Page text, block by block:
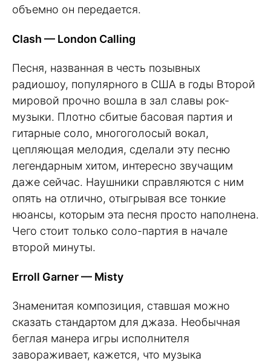
объемно он передается.
Clash — London Calling
Песня, названная в честь позывных
радиошоу, популярного в США в годы Второй
мировой прочно вошла в зал славы рок-
музыки. Плотно сбитые басовая партия и
гитарные соло, многоголосый вокал,
цепляющая мелодия, сделали эту песню
легендарным хитом, интересно звучащим
даже сейчас. Наушники справляются с ним
опять на отлично, отыгрывая все тонкие
нюансы, которым эта песня просто наполнена.
Чего стоит только соло-партия в начале
второй минуты.
Erroll Garner — Misty
Знаменитая композиция, ставшая можно
сказать стандартом для джаза. Необычная
беглая манера игры исполнителя
завораживает, кажется, что музыка